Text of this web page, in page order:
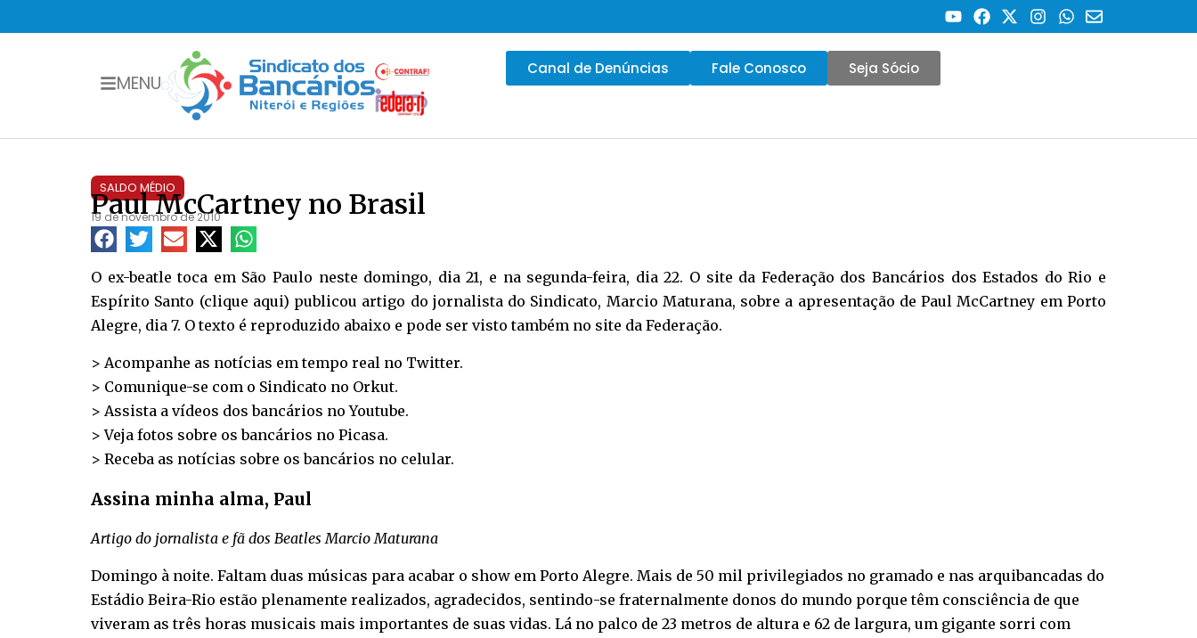
MENU
Canal de Denúncias Fale Conosco Seja Sócio
SALDO MÉDIO
Paul McCartney no Brasil
19 de novembro de 2010
O ex-beatle toca em São Paulo neste domingo, dia 21, e na segunda-feira, dia 22. O site da Federação dos Bancários dos Estados do Rio e
Espírito Santo (clique aqui) publicou artigo do jornalista do Sindicato, Marcio Maturana, sobre a apresentação de Paul McCartney em Porto
Alegre, dia 7. O texto é reproduzido abaixo e pode ser visto também no site da Federação.
> Acompanhe as notícias em tempo real no Twitter.
> Comunique-se com o Sindicato no Orkut.
> Assista a vídeos dos bancários noYoutube.
> Veja fotos sobre os bancários no Picasa.
> Receba as notícias sobre os bancários no celular.
Assina minha alma, Paul
Artigo do jornalista e fã dos Beatles Marcio Maturana
Domingo à noite. Faltam duas músicas para acabar o show em Porto Alegre. Mais de 50 mil privilegiados no gramado e nas arquibancadas do
Estádio Beira-Rio estão plenamente realizados, agradecidos, sentindo-se fraternalmente donos do mundo porque têm consciência de que
viveram as três horas musicais mais importantes de suas vidas. Lá no palco de 23 metros de altura e 62 de largura, um gigante sorri com